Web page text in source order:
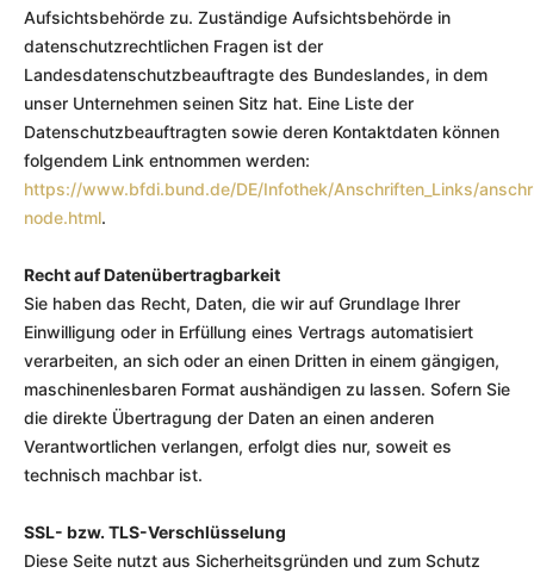
Aufsichtsbehörde zu. Zuständige Aufsichtsbehörde in
datenschutzrechtlichen Fragen ist der
Landesdatenschutzbeauftragte des Bundeslandes, in dem
unser Unternehmen seinen Sitz hat. Eine Liste der
Datenschutzbeauftragten sowie deren Kontaktdaten können
folgendem Link entnommen werden:
https://www.bfdi.bund.de/DE/Infothek/Anschriften_Links/
node.html.
Recht auf Datenübertragbarkeit
Sie haben das Recht, Daten, die wir auf Grundlage Ihrer
Einwilligung oder in Erfüllung eines Vertrags automatisiert
verarbeiten, an sich oder an einen Dritten in einem gängigen,
maschinenlesbaren Format aushändigen zu lassen. Sofern Sie
die direkte Übertragung der Daten an einen anderen
Verantwortlichen verlangen, erfolgt dies nur, soweit es
technisch machbar ist.
SSL- bzw. TLS-Verschlüsselung
Diese Seite nutzt aus Sicherheitsgründen und zum Schutz